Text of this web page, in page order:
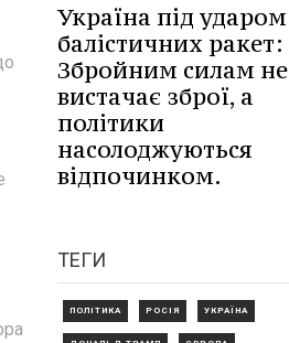
Україна під ударом
балістичних ракет:
Збройним силам не
вистачає зброї, а
політики
насолоджуються
відпочинком.
ТЕГИ
ПОЛІТИКА РОСІЯ УКРАЇНА